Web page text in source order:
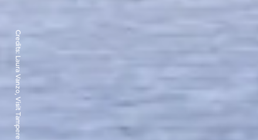
Credits:
Laura Vanzo, Visit Tampere